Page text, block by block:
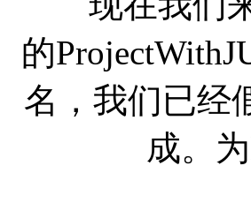
的
名，我们已经
成。